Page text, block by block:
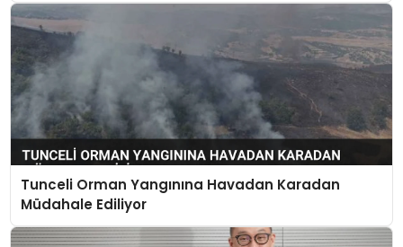
Tunceli Orman Yangınına Havadan Karadan
Müdahale Ediliyor